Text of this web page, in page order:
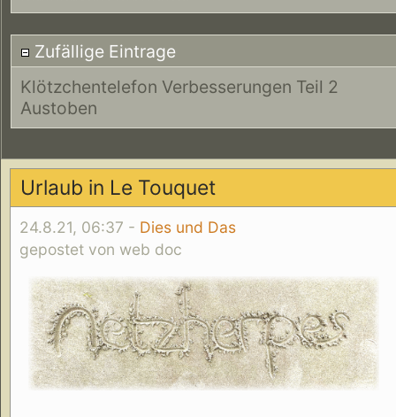
Zufällige Eintrage
Klötzchentelefon Verbesserungen Teil 2
Austoben
Urlaub in Le Touquet
24.8.21, 06:37 - Dies und Das
gepostet von web doc